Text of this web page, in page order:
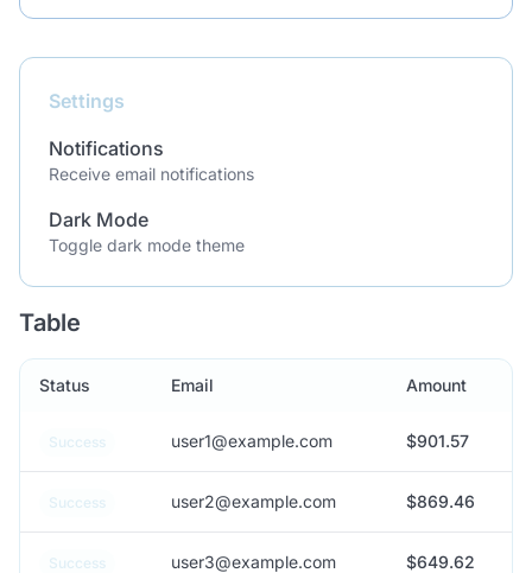
Settings
Notifications
Receive email notifications
Dark Mode
Toggle dark mode theme
Table
Status Email Amount
Success user1@example.com $901.57
Success user2@example.com $869.46
Success user3@example.com $649.62